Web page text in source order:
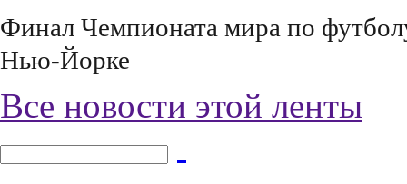
Финал Чемпионата мира по
Нью-Йорке
Все новости этой ленты